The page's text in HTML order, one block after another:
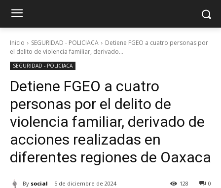
Inicio SEGURIDAD - POLICIACA
Detiene FGEO a cuatro personas por
el delito de violencia familiar, derivado...
SEGURIDAD - POLICIACA
Detiene FGEO a cuatro
personas por el delito de
violencia familiar, derivado de
acciones realizadas en
diferentes regiones de Oaxaca
By social 5 de diciembre de 2024 0
128